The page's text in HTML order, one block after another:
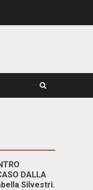
DALLA
Silvestri.